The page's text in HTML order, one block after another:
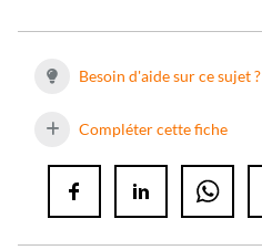
Besoin d'aide sur ce sujet ?
Compléter cette fiche